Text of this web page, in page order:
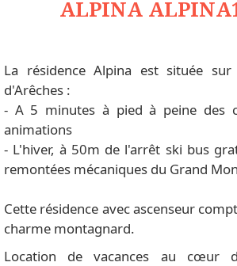
ALPINA
La résidence Alpina est située
d'Arêches :
- A 5 minutes à pied à peine des
animations
- L'hiver, à 50m de l'arrêt ski bus
remontées mécaniques du Grand
Cette résidence avec ascenseur
charme montagnard.
Location de vacances au cœur